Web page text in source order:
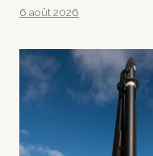
6 août 2026